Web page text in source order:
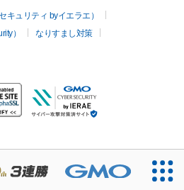
キュリティ byイエラエ）
）
なりすまし対策